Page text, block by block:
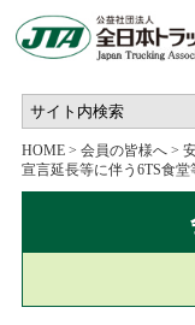
HOME> 会員の皆様へ>
宣言延長等に伴う6TS食堂